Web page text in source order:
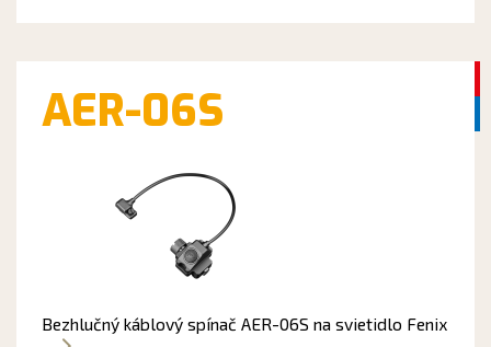
AER-06S
Bezhlučný káblový spínač AER-06S na svietidlo Fenix